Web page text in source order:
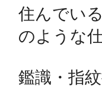
住んでい
のような
鑑識・指